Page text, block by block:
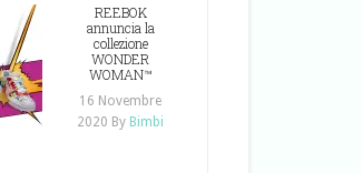
REEBOK
annuncia la
collezione
WONDER
WOMAN™
16 Novembre
2020 By Bimbi